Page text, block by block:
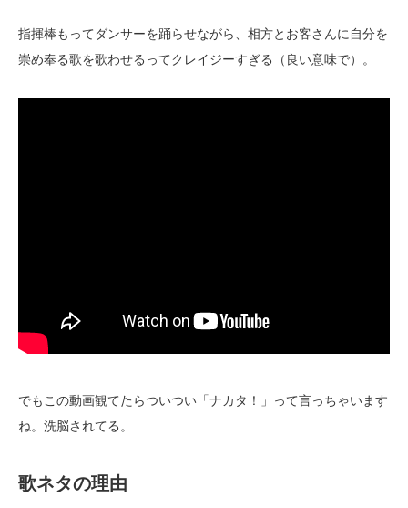
指揮棒もってダンサーを踊らせながら、相方とお客さんに自分を
崇め奉る歌を歌わせるってクレイジーすぎる（良い意味で）。
でもこの動画観てたらついつい「ナカタ！」って言っちゃいます
ね。洗脳されてる。
歌ネタの理由